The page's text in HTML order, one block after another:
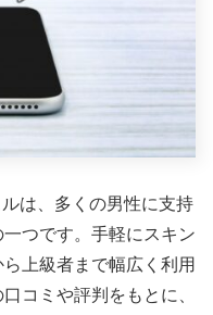
は、多くの男性に支持
つです。手軽にスキン
上級者まで幅広く利用
コミや評判をもとに、